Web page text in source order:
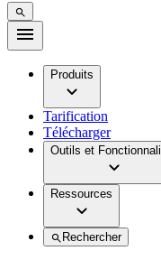
Produits
Tarification
Télécharger
Outils et
Ressources
Rechercher